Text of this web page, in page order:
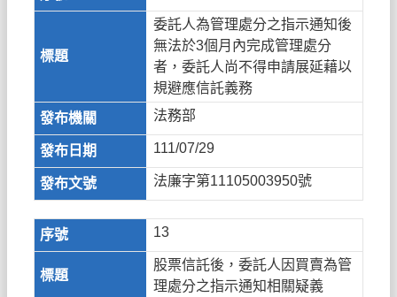
委託人為管理處分之指示通知後
無法於3個月內完成管理處分
者，委託人尚不得申請展延藉以
規避應信託義務
法務部
111/07/29
法廉字第11105003950號
13
股票信託後，委託人因買賣為管
理處分之指示通知相關疑義